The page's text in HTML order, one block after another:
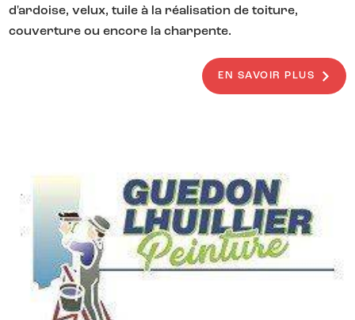
d'ardoise, velux, tuile à la réalisation de toiture,
couverture ou encore la charpente.
EN SAVOIR PLUS